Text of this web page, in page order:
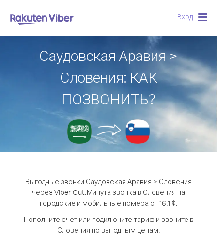
Вход
Саудовская Аравия >
Словения: КАК
ПОЗВОНИТЬ?
Выгодные звонки Саудовская Аравия > Словения
через Viber Out.Минута звонка в Словения на
городские и мобильные номера от 16.1 ¢.
Пополните счёт или подключите тариф и звоните в
Словения по выгодным ценам.